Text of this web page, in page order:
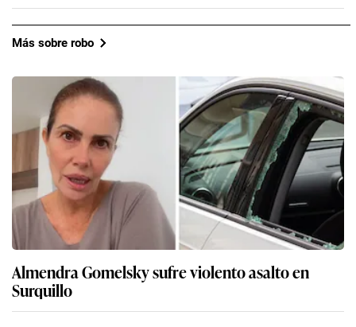
Más sobre robo
Almendra Gomelsky sufre violento asalto en
Surquillo